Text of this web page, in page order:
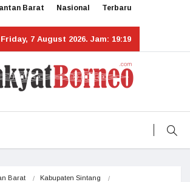
Barat Nasional Terbaru
7 August 2026. Jam: 19:19
Barat Kabupaten Sintang